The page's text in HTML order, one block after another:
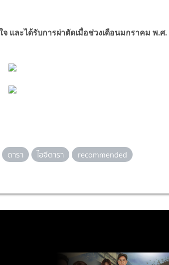
จ และได้รับการผ่าตัดเมื่อช่วงเดือนมกราคม พ.ศ.
ดารา ไอจีดารา recommended